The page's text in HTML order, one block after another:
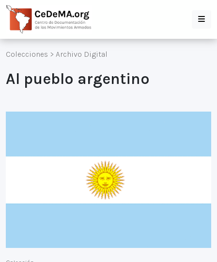
Colecciones > Archivo Digital
Al pueblo argentino